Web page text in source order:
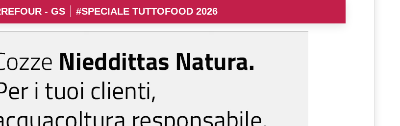
- GS #SPECIALE TUTTOFOOD 2026